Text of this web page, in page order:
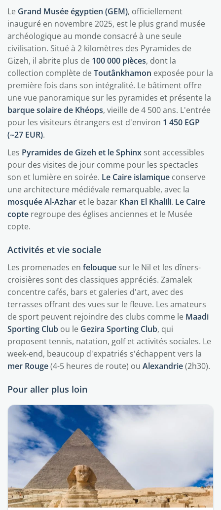
Le Grand Musée égyptien (GEM), officiellement
inauguré en novembre 2025, est le plus grand musée
archéologique au monde consacré à une seule
civilisation. Situé à 2 kilomètres des Pyramides de
Gizeh, il abrite plus de 100 000 pièces, dont la
collection complète deToutânkhamon exposée pour la
première fois dans son intégralité. Le bâtiment offre
une vue panoramique sur les pyramides et présente la
barque solaire de Khéops, vieille de 4 500 ans. L'entrée
pour les visiteurs étrangers est d'environ 1 450 EGP
(~27 EUR).
Les Pyramides de Gizeh et le Sphinx sont accessibles
pour des visites de jour comme pour les spectacles
son et lumière en soirée. Le Caire islamique conserve
une architecture médiévale remarquable, avec la
mosquée Al-Azhar et le bazar Khan El Khalili. Le Caire
copte regroupe des églises anciennes et le Musée
copte.
Activités et vie sociale
Les promenades en felouque sur le Nil et les dîners-
croisières sont des classiques appréciés. Zamalek
concentre cafés, bars et galeries d'art, avec des
terrasses offrant des vues sur le fleuve. Les amateurs
de sport peuvent rejoindre des clubs comme le Maadi
Sporting Club ou le Gezira Sporting Club, qui
proposent tennis, natation, golf et activités sociales. Le
week-end, beaucoup d'expatriés s'échappent vers la
mer Rouge(4-5 heures de route) ou Alexandrie(2h30).
Pour aller plus loin